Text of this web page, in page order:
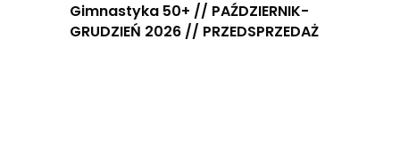
Gimnastyka 50+ // PAŹDZIERNIK-
GRUDZIEŃ 2026 // PRZEDSPRZEDAŻ